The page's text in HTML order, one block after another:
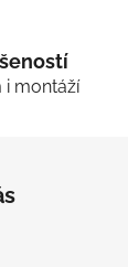
i montáží